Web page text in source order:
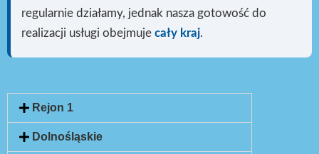
regularnie działamy, jednak nasza gotowość do
realizacji usługi obejmuje cały kraj.
Rejon 1
Dolnośląskie